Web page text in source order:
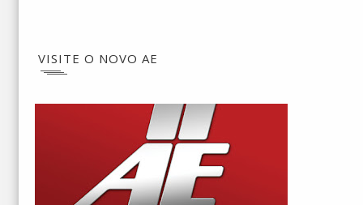
VISITE O NOVO AE